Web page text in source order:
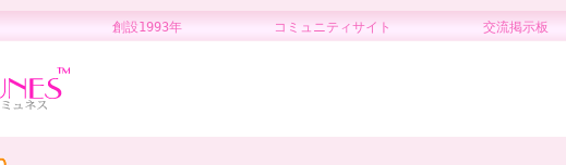
創設1993年 コミュニティサイト 交流掲示板